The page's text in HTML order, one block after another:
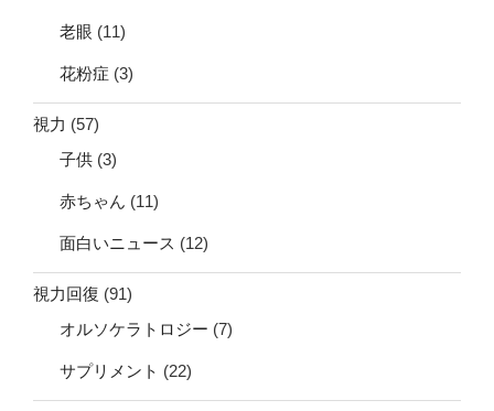
老眼 (11)
花粉症 (3)
視力 (57)
子供 (3)
赤ちゃん (11)
面白いニュース (12)
視力回復 (91)
オルソケラトロジー (7)
サプリメント (22)